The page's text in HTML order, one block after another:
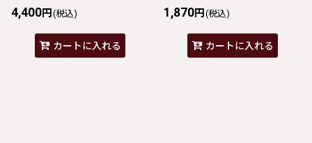
4,400円 (税込)
カートに入れる
1,870円 (税込)
カートに入れる